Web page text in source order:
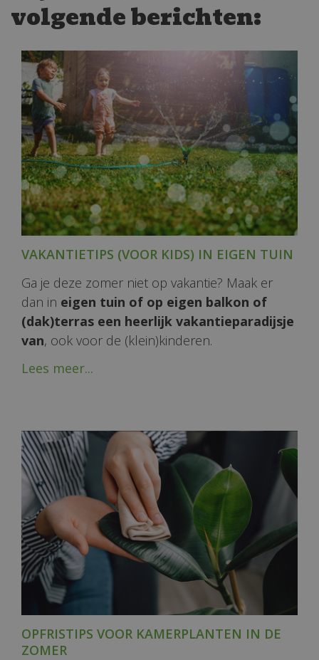
volgende berichten:
VAKANTIETIPS (VOOR KIDS) IN EIGEN TUIN
Ga je deze zomer niet op vakantie? Maak er
dan in eigen tuin of op eigen balkon of
(dak)terras een heerlijk vakantieparadijsje
van, ook voor de (klein)kinderen.
Lees meer...
OPFRISTIPS VOOR KAMERPLANTEN IN DE
ZOMER